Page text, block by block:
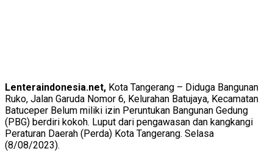
Lenteraindonesia.net, Kota Tangerang – Diduga Bangunan
Ruko, Jalan Garuda Nomor 6, Kelurahan Batujaya, Kecamatan
Batuceper Belum miliki izin Peruntukan Bangunan Gedung
(PBG) berdiri kokoh. Luput dari pengawasan dan kangkangi
Peraturan Daerah (Perda) Kota Tangerang. Selasa
(8/08/2023).